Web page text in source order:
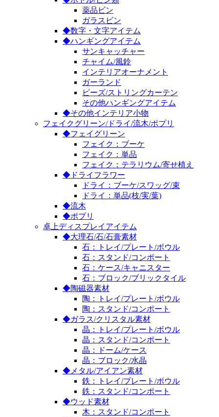
薬品ビン
ガラスビン
◆数字・文字アイテム
◆ハンギングアイテム
サンキャッチャー
チャイム/風鈴
インテリアオーナメント
ガーランド
ビーズ/ストリングカーテン
その他ハンギングアイテム
◆その他インテリア小物
フェイクグリーン/ドライ/流木/ポプリ
◆フェイグリーン
フェイク：ブーケ
フェイク：単品
フェイク：テラリウム/寄せ植え
◆ドライフラワー
ドライ：ブーケ/スワッグ/束
ドライ：単品(枝/実/葉)
◆流木
◆ポプリ
卓上ディスプレイアイテム
◆大理石/石/石膏素材
石：トレイ/プレート/ボウル
石：スタンド/コンポート
石：ケース/キャニスター
石：ブロック/ブリックタイル
◆陶磁器素材
陶：トレイ/プレート/ボウル
陶：スタンド/コンポート
◆ガラス/クリスタル素材
晶：トレイ/プレート/ボウル
晶：スタンド/コンポート
晶：ドーム/ケース
晶：ブロック/水晶
◆メタル/アイアン素材
鉄：トレイ/プレート/ボウル
鉄：スタンド/コンポート
◆ウッド素材
木：スタンド/コンポート